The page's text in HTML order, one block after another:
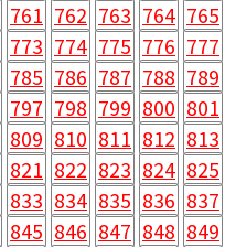
761 762 763 764 765
773 774 775 776 777
785 786 787 788 789
797 798 799 800 801
809 810 811 812 813
821 822 823 824 825
833 834 835 836 837
845 846 847 848 849